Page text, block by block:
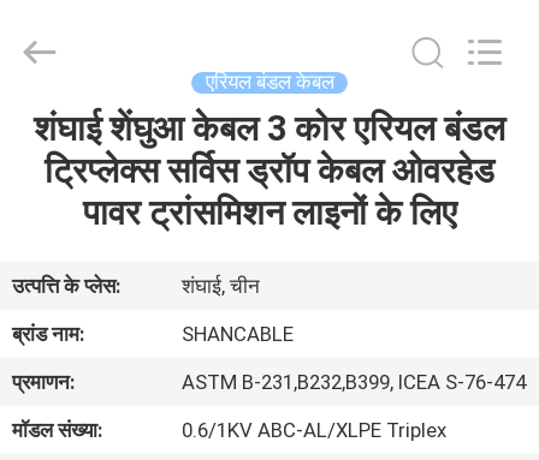
होम
वीडियो
दिखाएँ
Cable
(Group)
Rights
Reserved.
एरियल बंडल केबल
शंघाई शेंघुआ केबल 3 कोर एरियल बंडल
ट्रिप्लेक्स सर्विस ड्रॉप केबल ओवरहेड
पावर ट्रांसमिशन लाइनों के लिए
उत्पत्ति के प्लेस:
शंघाई, चीन
ब्रांड नाम:
SHANCABLE
प्रमाणन:
ASTM B-231,B232,B399, ICEA S-76-474
मॉडल संख्या:
0.6/1KV ABC-AL/XLPE Triplex